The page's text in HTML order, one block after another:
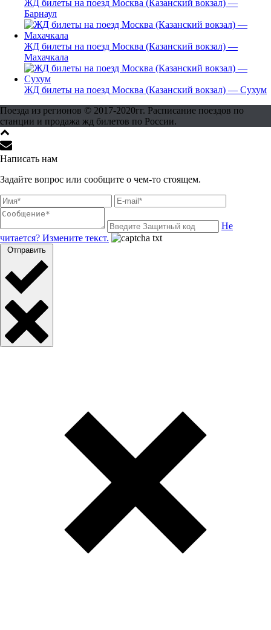
ЖД билеты на поезд Москва (Казанский вокзал) —
Барнаул
ЖД билеты на поезд Москва (Казанский вокзал) —
Махачкала
ЖД билеты на поезд Москва (Казанский вокзал) — Сухум
Поезда из регионов © 2017-2020гг. Расписание поездов по
станции и продажа жд билетов по России.
Написать нам
Задайте вопрос или сообщите о чем-то стоящем.
Не
читается? Измените текст.
Отправить